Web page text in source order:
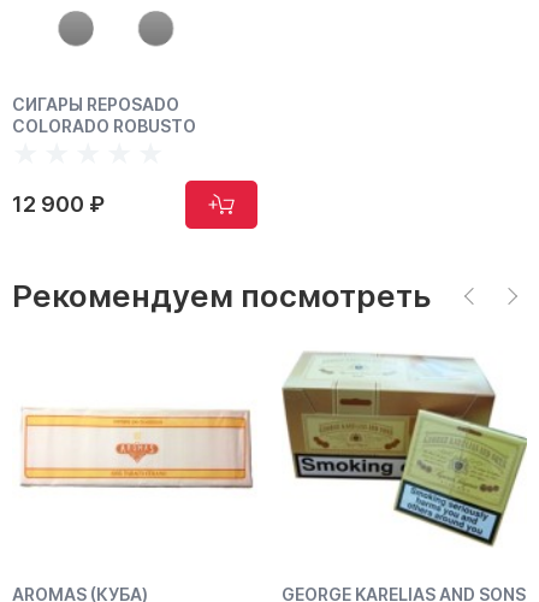
СИГАРЫ REPOSADO
COLORADO ROBUSTO
12 900 ₽
Рекомендуем посмотреть
AROMAS (КУБА)
GEORGE KARELIAS AND SONS